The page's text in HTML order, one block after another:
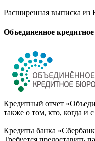
Расширенная выписка из
Объединенное
Кредитный отчет
также о том, кто, когда и
Кредиты банка